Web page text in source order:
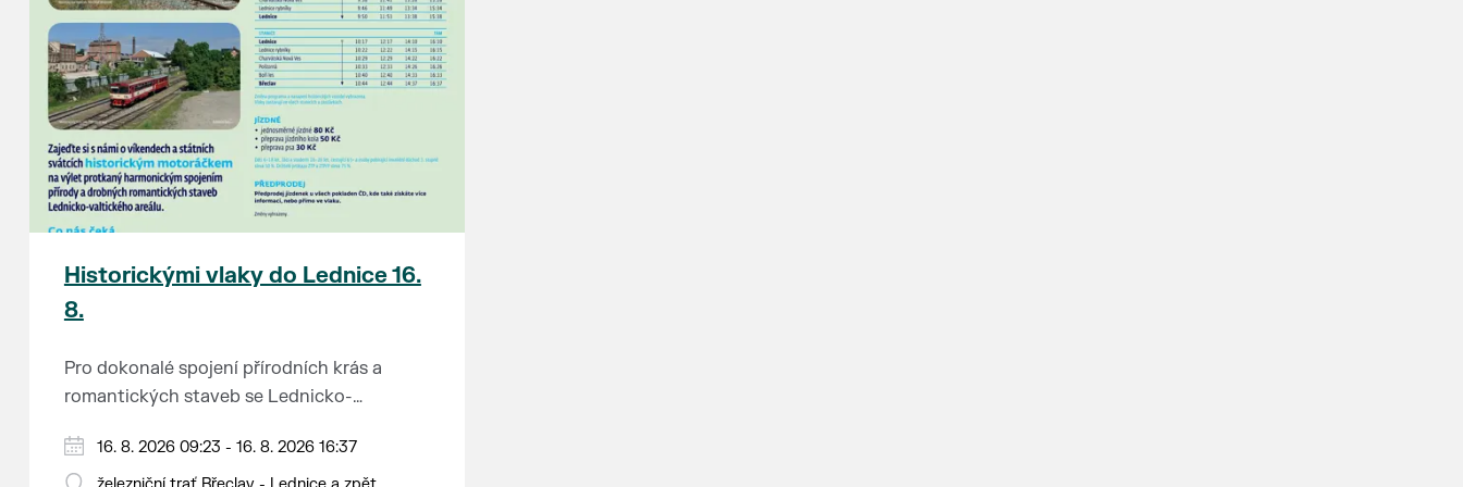
Historickými vlaky do Lednice 16.
8.
Pro dokonalé spojení přírodních krás a
romantických staveb se Lednicko-
Na výlet do této malebné krajiny na jihu
Moravy se vydejte stylově – historickým
Od 1. května do 28. září vás o víkendech a
svátcích mezi Břeclaví a Lednicí sveze
16. 8. 2026 09:23 - 16. 8. 2026 16:37